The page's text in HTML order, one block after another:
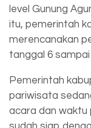
level Gunung
itu, pemerintah
merencanakan
tanggal 6
Pemerintah
pariwisata
acara dan waktu